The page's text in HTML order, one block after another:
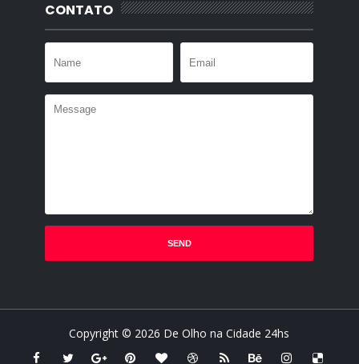
CONTATO
Copyright © 2026 De Olho na Cidade 24hs